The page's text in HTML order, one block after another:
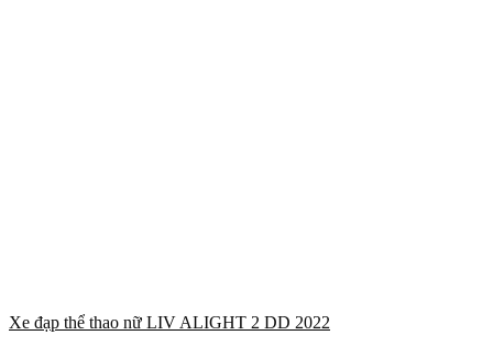
Xe đạp thể thao nữ LIV ALIGHT 2 DD 2022